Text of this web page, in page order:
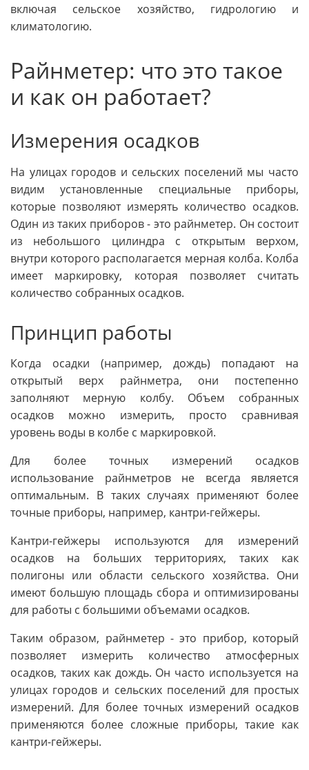
включая сельское хозяйство, гидрологию и
климатологию.
Райнметер: что это такое
и как он работает?
Измерения осадков
На улицах городов и сельских поселений мы часто
видим установленные специальные приборы,
которые позволяют измерять количество осадков.
Один из таких приборов - это райнметер. Он состоит
из небольшого цилиндра с открытым верхом,
внутри которого располагается мерная колба. Колба
имеет маркировку, которая позволяет считать
количество собранных осадков.
Принцип работы
Когда осадки (например, дождь) попадают на
открытый верх райнметра, они постепенно
заполняют мерную колбу. Объем собранных
осадков можно измерить, просто сравнивая
уровень воды в колбе с маркировкой.
Для более точных измерений осадков
использование райнметров не всегда является
оптимальным. В таких случаях применяют более
точные приборы, например, кантри-гейжеры.
Кантри-гейжеры используются для измерений
осадков на больших территориях, таких как
полигоны или области сельского хозяйства. Они
имеют большую площадь сбора и оптимизированы
для работы с большими объемами осадков.
Таким образом, райнметер - это прибор, который
позволяет измерить количество атмосферных
осадков, таких как дождь. Он часто используется на
улицах городов и сельских поселений для простых
измерений. Для более точных измерений осадков
применяются более сложные приборы, такие как
кантри-гейжеры.